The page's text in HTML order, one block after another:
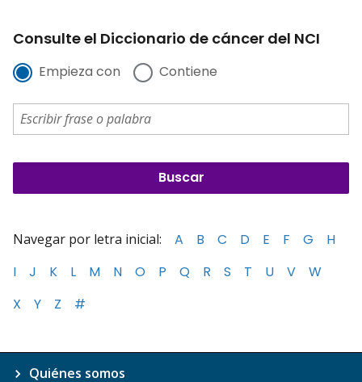
Consulte el Diccionario de cáncer del NCI
Empieza con Contiene
Navegar por letra inicial: A B C D E F G
H
I
J K L M N O P Q R S T U V
W
X
Y Z #
Quiénes somos